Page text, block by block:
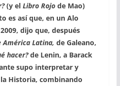
(y el Libro Rojode Mao)
es así que, en un Alo
dijo que, después
América Latina, de Galeano,
hacer?de Lenin, a Barack
supo interpretar y
Historia, combinando